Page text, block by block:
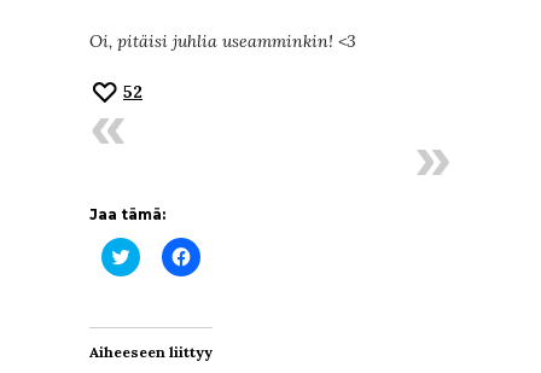
Oi, pitäisi juhlia useamminkin! <3
52
Jaa tämä:
Jaa
Twitterissä(Avautuu
Jaa
Facebookissa(Avautuu
Aiheeseen liittyy